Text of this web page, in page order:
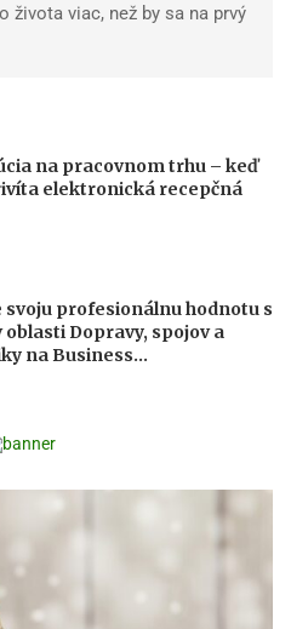
života viac, než by sa na prvý
na pracovnom trhu – keď
elektronická recepčná
svoju profesionálnu hodnotu s
oblasti Dopravy, spojov a
na Business...